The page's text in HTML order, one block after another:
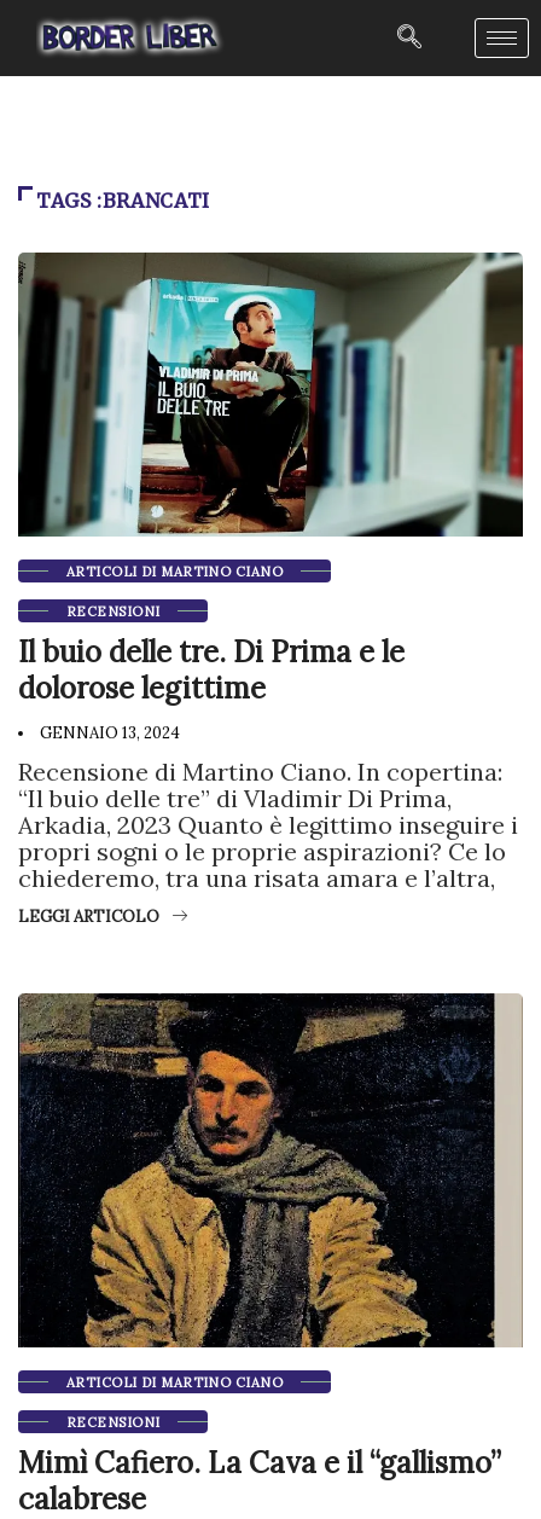
TAGS :BRANCATI
ARTICOLI DI MARTINO CIANO
RECENSIONI
Il buio delle tre. Di Prima e le
dolorose legittime
GENNAIO 13, 2024
Recensione di Martino Ciano. In copertina:
“Il buio delle tre” di Vladimir Di Prima,
Arkadia, 2023 Quanto è legittimo inseguire i
propri sogni o le proprie aspirazioni? Ce lo
chiederemo, tra una risata amara e l’altra,
LEGGI ARTICOLO
ARTICOLI DI MARTINO CIANO
RECENSIONI
Mimì Cafiero. La Cava e il “gallismo”
calabrese